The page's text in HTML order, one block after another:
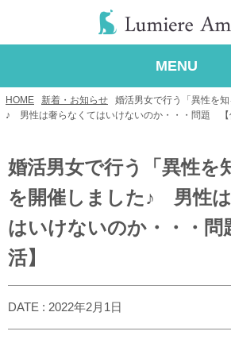
MENU
HOME 新着・お知らせ
婚活男女で行う「異性を
♪ 男性は奢らなくてはいけないのか・・・問題 【
婚活男女で行う「異性を
を開催しました♪ 男性
はいけないのか・・・
活】
DATE : 2022年2月1日